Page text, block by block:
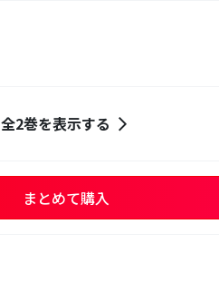
全2巻を表示する
まとめて購入